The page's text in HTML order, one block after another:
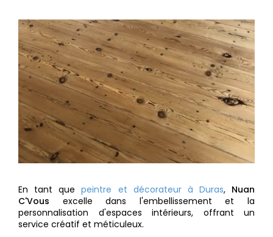
En tant quepeintre et décorateur à Duras, Nuan
C'Vous excelle dans l'embellissement et la
personnalisation d'espaces intérieurs, offrant un
service créatif et méticuleux.